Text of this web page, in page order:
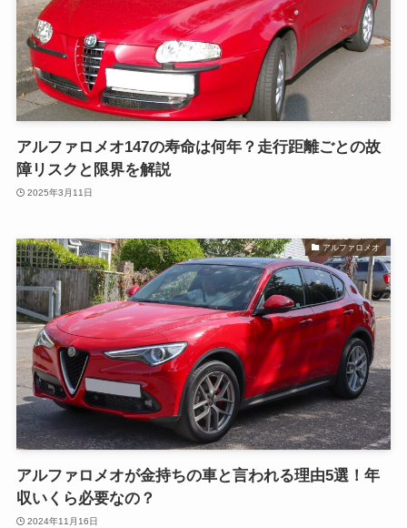
アルファロメオ147の寿命は何年？走行距離ごとの故
障リスクと限界を解説
2025年3月11日
アルファロメオ
アルファロメオが金持ちの車と言われる理由5選！年
収いくら必要なの？
2024年11月16日